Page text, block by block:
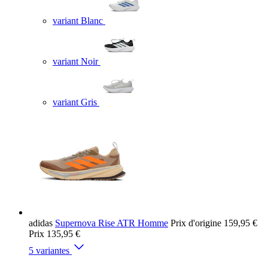
variant Blanc
variant Noir
variant Gris
adidas Supernova Rise ATR Homme Prix d'origine 159,95 €
Prix 135,95 €
5 variantes